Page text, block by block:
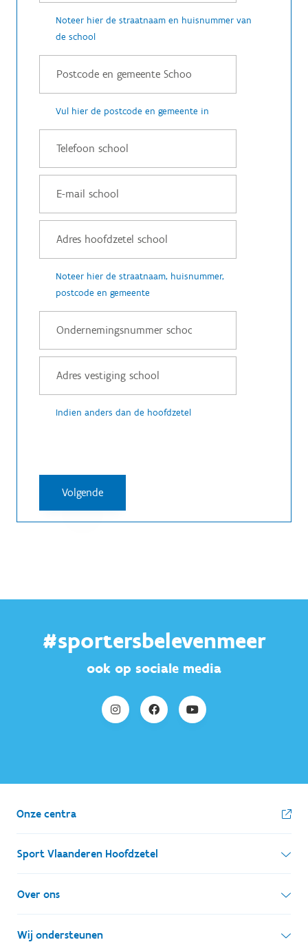
Noteer hier de straatnaam en huisnummer van
de school
Vul hier de postcode en gemeente in
Noteer hier de straatnaam, huisnummer,
postcode en gemeente
Indien anders dan de hoofdzetel
#sportersbelevenmeer
ook op sociale media
Onze centra
Sport Vlaanderen Hoofdzetel
Simon Bolivarlaan 17
1000 Brussel
Ondernemingsnummer: BE 0248.142.826
Over ons
Wie zijn we, wat doen we
Wij ondersteunen